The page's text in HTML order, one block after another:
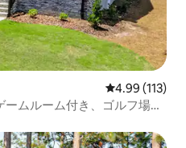
レビュー113
4.99 (113)
ムルーム付き、ゴルフ場ま